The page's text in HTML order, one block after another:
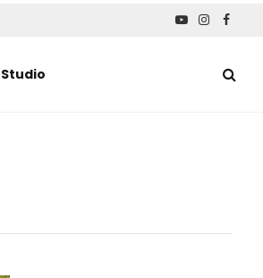
YouTube
Studio